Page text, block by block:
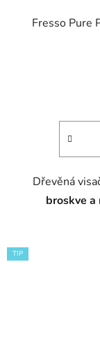
Fresso Pure
Dřevěná
broskve a
TIP